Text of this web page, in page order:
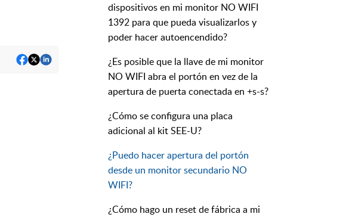
dispositivos en mi monitor NO WIFI
1392 para que pueda visualizarlos y
poder hacer autoencendido?
¿Es posible que la llave de mi monitor
NO WIFI abra el portón en vez de la
apertura de puerta conectada en +s-s?
¿Cómo se configura una placa
adicional al kit SEE-U?
¿Puedo hacer apertura del portón
desde un monitor secundario NO
WIFI?
¿Cómo hago un reset de fábrica a mi